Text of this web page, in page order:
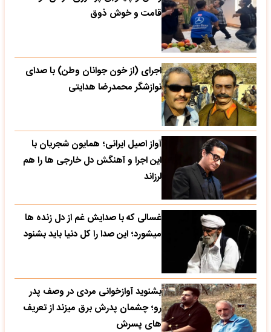
قامت و خوش ذوق
اجرای (از خون جوانان وطن) با صدای
نوازشگر محمدرضا هدایتی
آواز اصیل ایرانی؛ همایون شجریان با
این اجرا و آهنگش دل خارجی ها را هم
لرزاند
غسالی که با صدایش غم از دل زنده ها
میشورد؛ این صدا را کل دنیا باید بشنود
بشنوید آوازخوانی مردی در وصف پدر
رو؛ چشمان پدرش برق میزند از تعریف
های پسرش